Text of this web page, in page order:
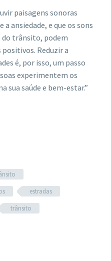
paisagens sonoras
ansiedade, e que os sons
trânsito, podem
Reduzir a
é, por isso, um passo
experimentem os
sua saúde e bem-estar.”
estradas
trânsito